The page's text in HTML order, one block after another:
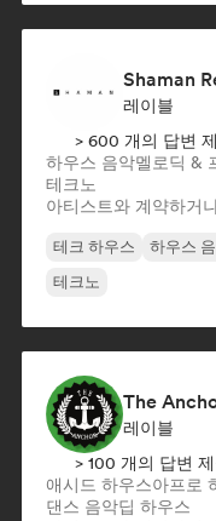
Shaman
레이블
> 600 개의 답변
하우스 음악멜로딕 &
테크노
아티스트와 계약하거
테크 하우스 하우스
테크노
The
레이블
> 100 개의 답변
애시드 하우스아프로
댄스 음악딥 하우스